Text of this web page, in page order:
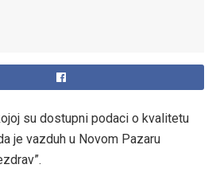
su dostupni podaci o kvalitetu
je vazduh u Novom Pazaru